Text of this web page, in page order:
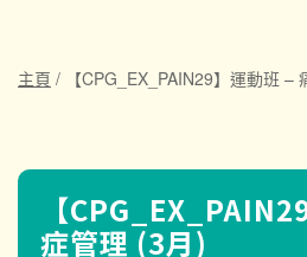
主頁 / 【CPG_EX_PAIN29】運動班 –
【
症管理 (3月)